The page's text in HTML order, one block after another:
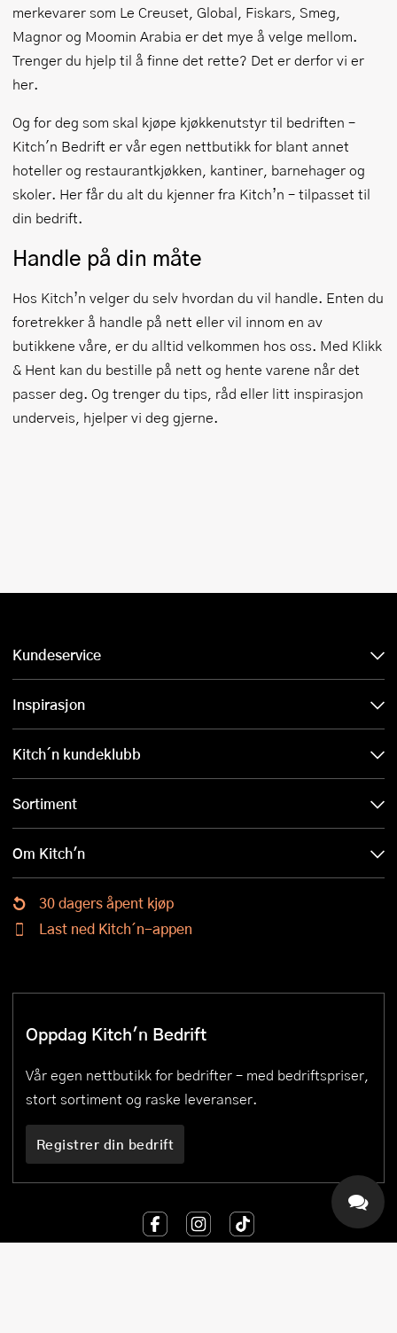
merkevarer som Le Creuset, Global, Fiskars, Smeg,
Magnor og Moomin Arabia er det mye å velge mellom.
Trenger du hjelp til å finne det rette? Det er derfor vi er
her.
Og for deg som skal kjøpe kjøkkenutstyr til bedriften –
Kitch'n Bedrift er vår egen nettbutikk for blant annet
hoteller og restaurantkjøkken, kantiner, barnehager og
skoler. Her får du alt du kjenner fra Kitch’n – tilpasset til
din bedrift.
Handle på din måte
Hos Kitch’n velger du selv hvordan du vil handle. Enten du
foretrekker å handle på nett eller vil innom en av
butikkene våre, er du alltid velkommen hos oss. Med Klikk
& Hent kan du bestille på nett og hente varene når det
passer deg. Og trenger du tips, råd eller litt inspirasjon
underveis, hjelper vi deg gjerne.
Kundeservice
Inspirasjon
Kitch´n kundeklubb
Sortiment
Om Kitch'n
30 dagers åpent kjøp
Last ned Kitch´n-appen
Oppdag Kitch'n Bedrift
Vår egen nettbutikk for bedrifter – med bedriftspriser,
stort sortiment og raske leveranser.
Registrer din bedrift